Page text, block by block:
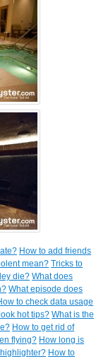
How to add friends
mean? Tricks to
die? What does
What episode does
to check data usage
hot tips? What is the
How to get rid of
flying? How long is
How to